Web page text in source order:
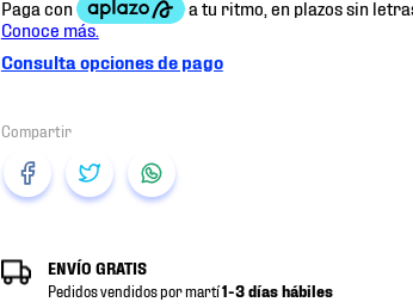
Consulta opciones de pago
ENVÍO GRATIS
Pedidos vendidos por martí1-3 días hábiles